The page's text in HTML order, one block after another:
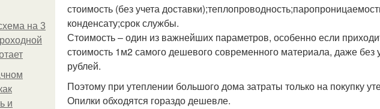
на 3
и
стоимость (без учета
конденсату;срок службы.
Стоимость – один из важнейших параметров, особенно если
стоимость 1м2 самого дешевого современного материала, даже без
рублей.
Поэтому при утеплении большого дома затраты только на покупку
Опилки обходятся гораздо дешевле.